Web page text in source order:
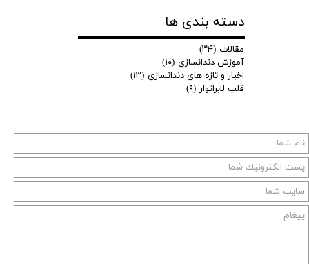
دسته بندی ها
مقالات (۳۴)
آموزش دندانسازی (۱۰)
اخبار و تازه های دندانسازی (۱۳)
قلب لابراتوار (۹)